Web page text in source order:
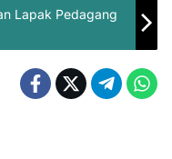
Lapak Pedagang